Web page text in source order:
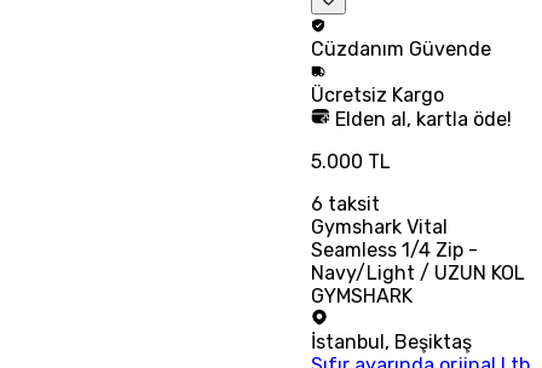
Cüzdanım Güvende
Ücretsiz Kargo
Elden al, kartla öde!
5.000 TL
6 taksit
Gymshark Vital
Seamless 1/4 Zip -
Navy/Light / UZUN KOL
GYMSHARK
İstanbul , Beşiktaş